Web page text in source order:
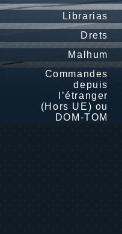
Librarias
Drets
Malhum
Commandes
depuis
l’étranger
(Hors UE) ou
DOM-TOM